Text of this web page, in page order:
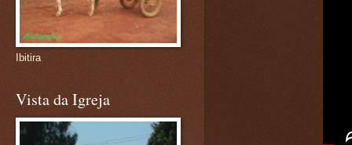
Ibitira
Vista da Igreja